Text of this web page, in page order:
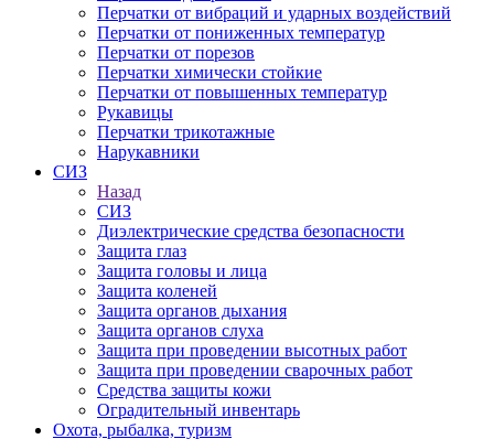
Перчатки от вибраций и ударных воздействий
Перчатки от пониженных температур
Перчатки от порезов
Перчатки химически стойкие
Перчатки от повышенных температур
Рукавицы
Перчатки трикотажные
Нарукавники
СИЗ
Назад
СИЗ
Диэлектрические средства безопасности
Защита глаз
Защита головы и лица
Защита коленей
Защита органов дыхания
Защита органов слуха
Защита при проведении высотных работ
Защита при проведении сварочных работ
Средства защиты кожи
Оградительный инвентарь
Охота, рыбалка, туризм